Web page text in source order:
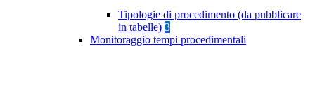
Tipologie di procedimento (da pubblicare
in tabelle) 3
Monitoraggio tempi procedimentali